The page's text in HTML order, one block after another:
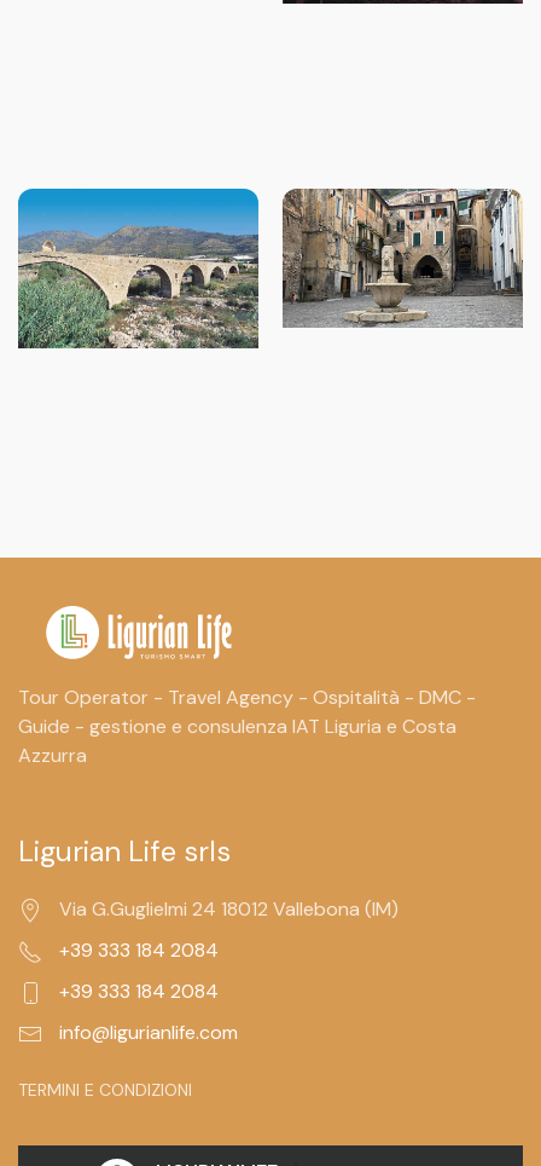
Tour Operator - Travel Agency - Ospitalità - DMC -
Guide - gestione e consulenza IAT Liguria e Costa
Azzurra
Ligurian Life srls
Via G.Guglielmi 24 18012 Vallebona (IM)
+39 333 184 2084
+39 333 184 2084
info@ligurianlife.com
TERMINI E CONDIZIONI